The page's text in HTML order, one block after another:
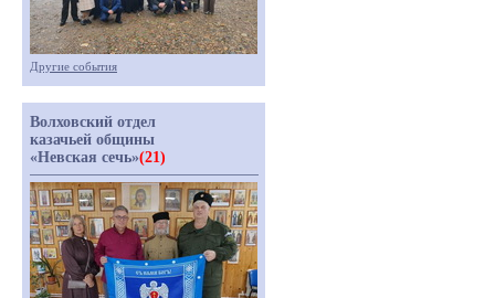
Другие события
Волховский отдел
казачьей общины
«Невская сечь»(21)